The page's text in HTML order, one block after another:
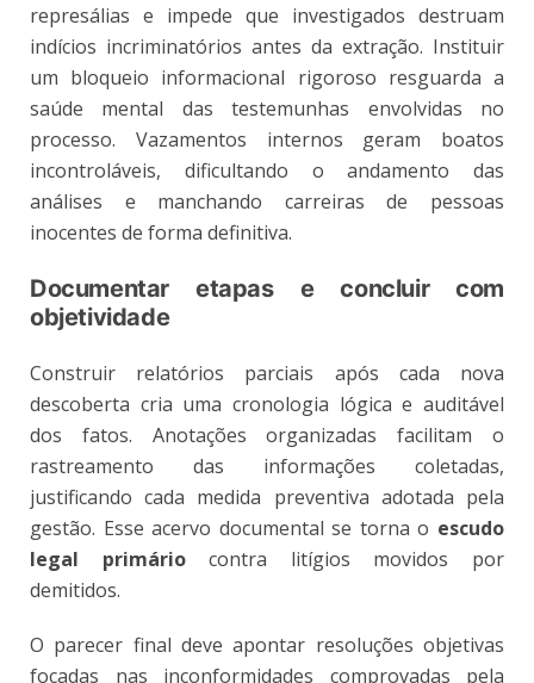
represálias e impede que investigados destruam
indícios incriminatórios antes da extração. Instituir
um bloqueio informacional rigoroso resguarda a
saúde mental das testemunhas envolvidas no
processo. Vazamentos internos geram boatos
incontroláveis, dificultando o andamento das
análises e manchando carreiras de pessoas
inocentes de forma definitiva.
Documentar etapas e concluir com
objetividade
Construir relatórios parciais após cada nova
descoberta cria uma cronologia lógica e auditável
dos fatos. Anotações organizadas facilitam o
rastreamento das informações coletadas,
justificando cada medida preventiva adotada pela
gestão. Esse acervo documental se torna o escudo
legal primáriocontra litígios movidos por
demitidos.
O parecer final deve apontar resoluções objetivas
focadas nas inconformidades comprovadas pela